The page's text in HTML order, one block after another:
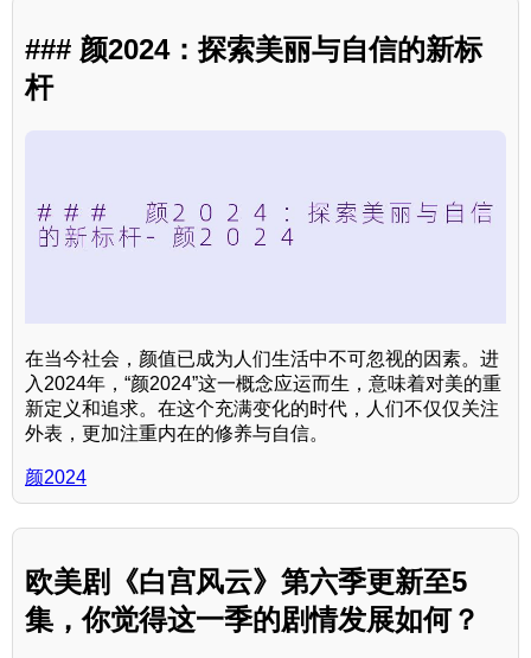
### 颜2024：探索美丽与自信的新标
杆
在当今社会，颜值已成为人们生活中不可忽视的因素。进
入2024年，“颜2024”这一概念应运而生，意味着对美的重
新定义和追求。在这个充满变化的时代，人们不仅仅关注
外表，更加注重内在的修养与自信。
颜2024
欧美剧《白宫风云》第六季更新至5
集，你觉得这一季的剧情发展如何？